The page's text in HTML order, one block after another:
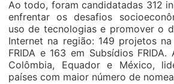
Ao todo, foram candidatadas 312
enfrentar os desafios
uso de tecnologias e promover o
Internet na região: 149 projetos
FRIDA e 163 em Subsídios FRIDA.
Colômbia, Equador e México,
países com maior número de